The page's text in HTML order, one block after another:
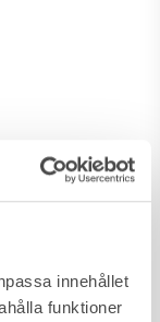
innehållet
funktioner